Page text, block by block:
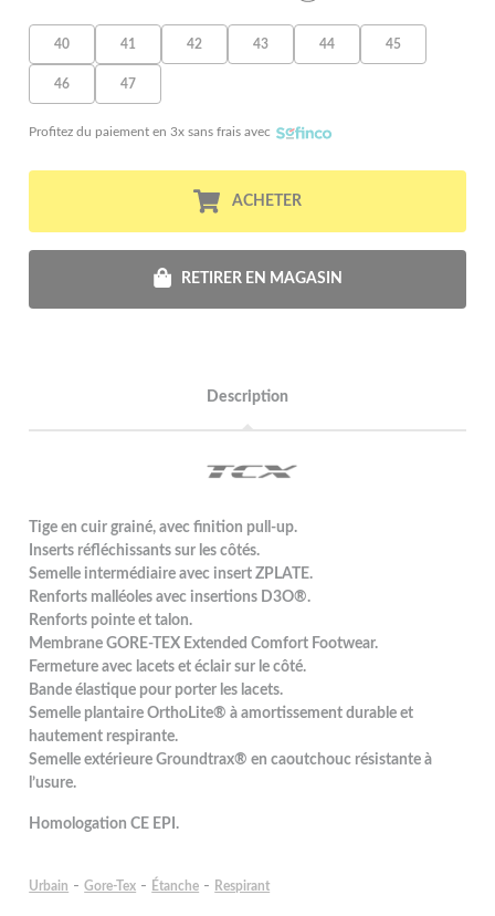
40 41 42 43 44 45
46 47
Profitez du paiement en 3x sans frais avec
ACHETER
RETIRER EN MAGASIN
Description
Tige en cuir grainé, avec finition pull-up.
Inserts réfléchissants sur les côtés.
Semelle intermédiaire avec insert ZPLATE.
Renforts malléoles avec insertions D3O®.
Renforts pointe et talon.
Membrane GORE-TEX Extended Comfort Footwear.
Fermeture avec lacets et éclair sur le côté.
Bande élastique pour porter les lacets.
Semelle plantaire OrthoLite® à amortissement durable et
hautement respirante.
Semelle extérieure Groundtrax® en caoutchouc résistante à
l’usure.
Homologation CE EPI.
Urbain -Gore-Tex - Étanche - Respirant